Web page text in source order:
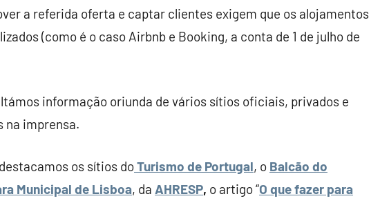
a referida oferta e captar clientes exigem que os alojamentos
(como é o caso Airbnb e Booking, a conta de 1 de julho de
informação oriunda de vários sítios oficiais, privados e
na imprensa.
os sítios doTurismo de Portugal, o Balcão do
Municipal de Lisboa, da AHRESP, o artigo “O que fazer para